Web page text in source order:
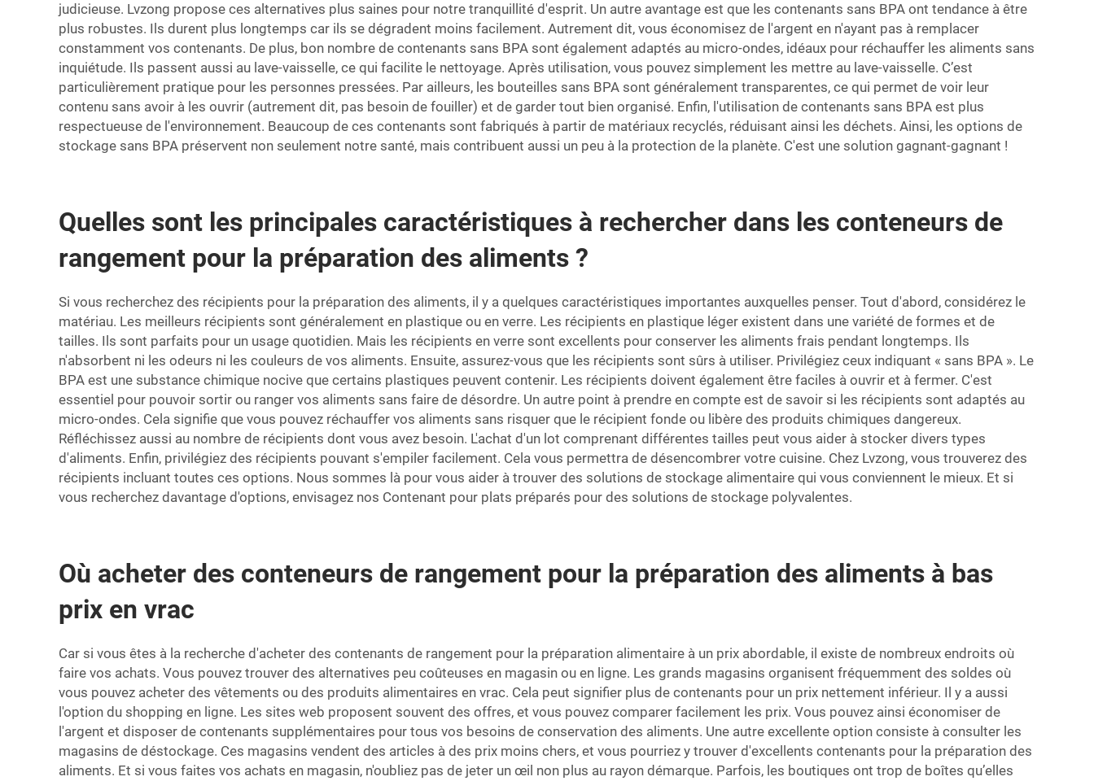
judicieuse. Lvzong propose ces alternatives plus saines pour notre tranquillité d'esprit. Un autre avantage est que les contenants sans BPA ont tendance à être
plus robustes. Ils durent plus longtemps car ils se dégradent moins facilement. Autrement dit, vous économisez de l'argent en n'ayant pas à remplacer
constamment vos contenants. De plus, bon nombre de contenants sans BPA sont également adaptés au micro-ondes, idéaux pour réchauffer les aliments sans
inquiétude. Ils passent aussi au lave-vaisselle, ce qui facilite le nettoyage. Après utilisation, vous pouvez simplement les mettre au lave-vaisselle. C’est
particulièrement pratique pour les personnes pressées. Par ailleurs, les bouteilles sans BPA sont généralement transparentes, ce qui permet de voir leur
contenu sans avoir à les ouvrir (autrement dit, pas besoin de fouiller) et de garder tout bien organisé. Enfin, l'utilisation de contenants sans BPA est plus
respectueuse de l'environnement. Beaucoup de ces contenants sont fabriqués à partir de matériaux recyclés, réduisant ainsi les déchets. Ainsi, les options de
stockage sans BPA préservent non seulement notre santé, mais contribuent aussi un peu à la protection de la planète. C'est une solution gagnant-gagnant !
Quelles sont les principales caractéristiques à rechercher dans les conteneurs de
rangement pour la préparation des aliments ?
Si vous recherchez des récipients pour la préparation des aliments, il y a quelques caractéristiques importantes auxquelles penser. Tout d'abord, considérez le
matériau. Les meilleurs récipients sont généralement en plastique ou en verre. Les récipients en plastique léger existent dans une variété de formes et de
tailles. Ils sont parfaits pour un usage quotidien. Mais les récipients en verre sont excellents pour conserver les aliments frais pendant longtemps. Ils
n'absorbent ni les odeurs ni les couleurs de vos aliments. Ensuite, assurez-vous que les récipients sont sûrs à utiliser. Privilégiez ceux indiquant « sans BPA ». Le
BPA est une substance chimique nocive que certains plastiques peuvent contenir. Les récipients doivent également être faciles à ouvrir et à fermer. C'est
essentiel pour pouvoir sortir ou ranger vos aliments sans faire de désordre. Un autre point à prendre en compte est de savoir si les récipients sont adaptés au
micro-ondes. Cela signifie que vous pouvez réchauffer vos aliments sans risquer que le récipient fonde ou libère des produits chimiques dangereux.
Réfléchissez aussi au nombre de récipients dont vous avez besoin. L'achat d'un lot comprenant différentes tailles peut vous aider à stocker divers types
d'aliments. Enfin, privilégiez des récipients pouvant s'empiler facilement. Cela vous permettra de désencombrer votre cuisine. Chez Lvzong, vous trouverez des
récipients incluant toutes ces options. Nous sommes là pour vous aider à trouver des solutions de stockage alimentaire qui vous conviennent le mieux. Et si
vous recherchez davantage d'options, envisagez nos Contenant pour plats préparés pour des solutions de stockage polyvalentes.
Où acheter des conteneurs de rangement pour la préparation des aliments à bas
prix en vrac
Car si vous êtes à la recherche d'acheter des contenants de rangement pour la préparation alimentaire à un prix abordable, il existe de nombreux endroits où
faire vos achats. Vous pouvez trouver des alternatives peu coûteuses en magasin ou en ligne. Les grands magasins organisent fréquemment des soldes où
vous pouvez acheter des vêtements ou des produits alimentaires en vrac. Cela peut signifier plus de contenants pour un prix nettement inférieur. Il y a aussi
l'option du shopping en ligne. Les sites web proposent souvent des offres, et vous pouvez comparer facilement les prix. Vous pouvez ainsi économiser de
l'argent et disposer de contenants supplémentaires pour tous vos besoins de conservation des aliments. Une autre excellente option consiste à consulter les
magasins de déstockage. Ces magasins vendent des articles à des prix moins chers, et vous pourriez y trouver d'excellents contenants pour la préparation des
aliments. Et si vous faites vos achats en magasin, n'oubliez pas de jeter un œil non plus au rayon démarque. Parfois, les boutiques ont trop de boîtes qu’elles